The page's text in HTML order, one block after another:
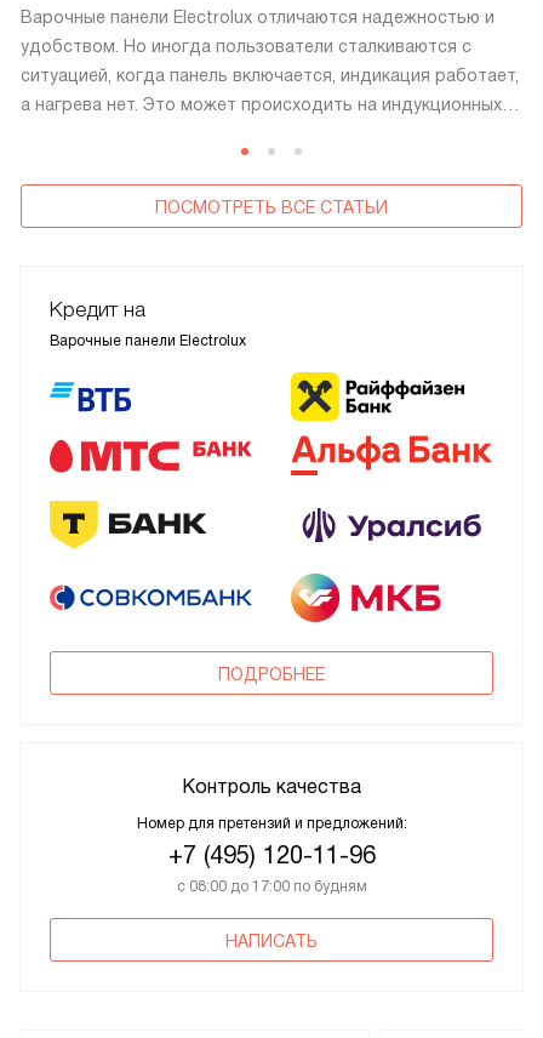
Варочные панели Electrolux отличаются надежностью и
удобством. Но иногда пользователи сталкиваются с
ситуацией, когда панель включается, индикация работает,
а нагрева нет. Это может происходить на индукционных,
отображает мощность. Однако конфорка остается
холодной.
ПОСМОТРЕТЬ ВСЕ СТАТЬИ
Кредит на
Варочные панели Electrolux
ПОДРОБНЕЕ
Контроль качества
Номер для претензий и предложений:
+7 (495) 120-11-96
с 08:00 до 17:00 по будням
НАПИСАТЬ